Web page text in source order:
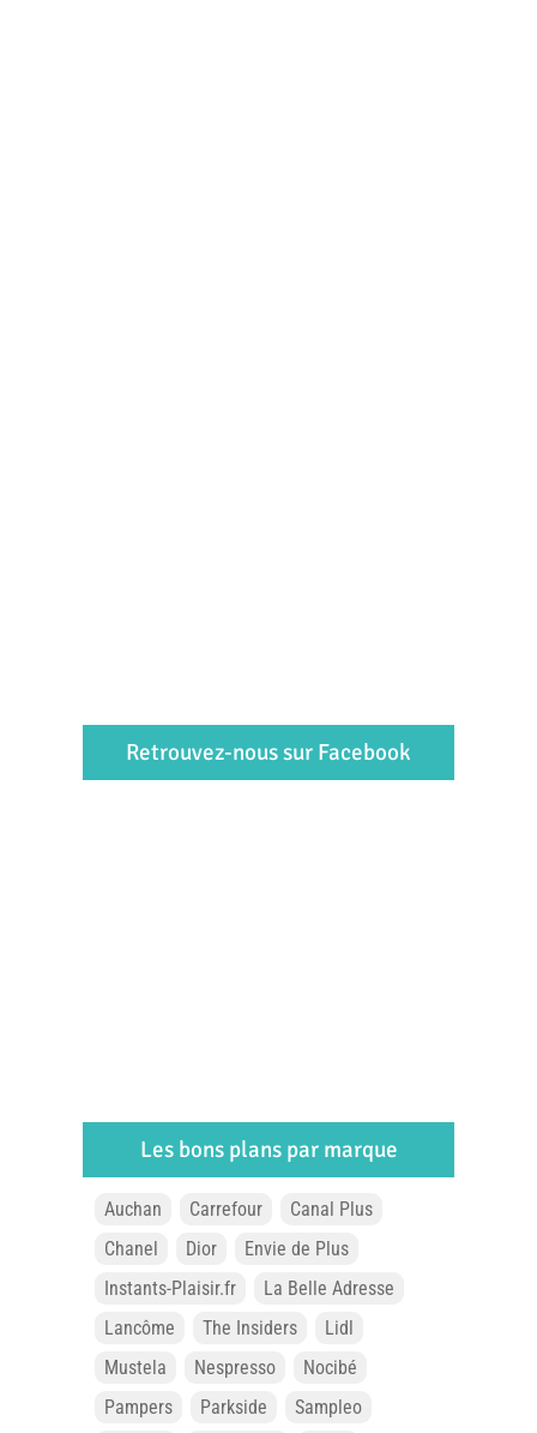
Retrouvez-nous sur Facebook
Les bons plans par marque
Auchan Carrefour
Canal Plus
Chanel
Dior
Envie de Plus
Instants-Plaisir.fr
La Belle Adresse
Lancôme
The Insiders
Lidl
Mustela
Nespresso
Nocibé
Pampers
Parkside Sampleo